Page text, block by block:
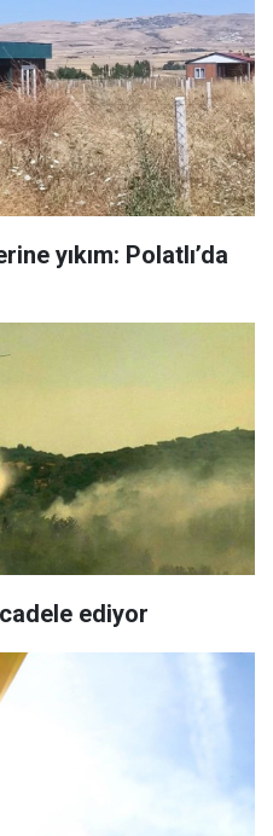
yıkım: Polatlı’da
ediyor